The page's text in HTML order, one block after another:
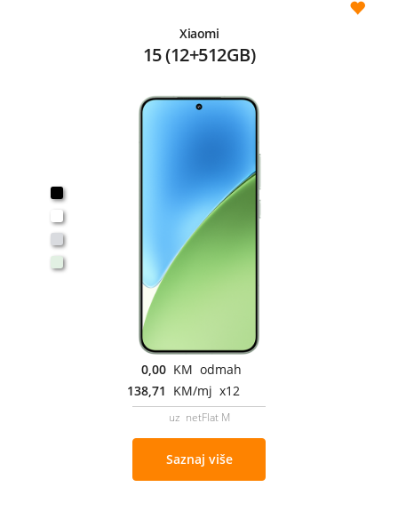
Xiaomi
15 (12+512GB)
0,00 KM odmah
138,71 KM/mj x12
uz netFlat M
Saznaj više